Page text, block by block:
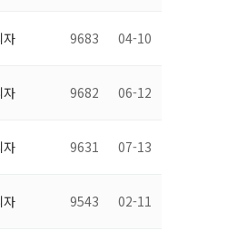
자 9683 04-10
자 9682 06-12
자 9631 07-13
자 9543 02-11